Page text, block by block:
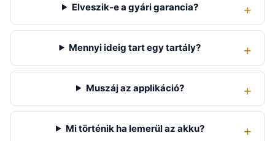
Elveszik-e a gyári garancia?
Mennyi ideig tart egy tartály?
Muszáj az applikáció?
Mi történik ha lemerül az akku?